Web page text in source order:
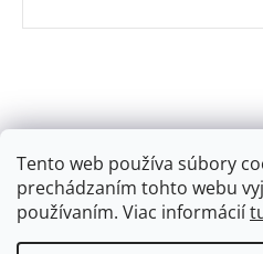
Tento web používa súbory
prechádzaním tohto webu
používaním. Viac informácií